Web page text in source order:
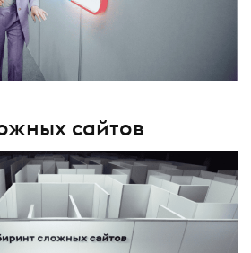
сайтов